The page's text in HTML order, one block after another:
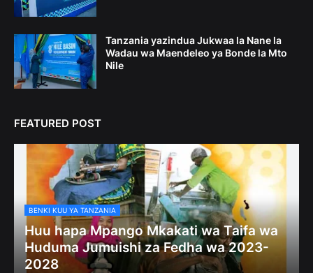
Tanzania yazindua Jukwaa la Nane la
Wadau wa Maendeleo ya Bonde la Mto
Nile
FEATURED POST
BENKI KUU YA TANZANIA
Huu hapa Mpango Mkakati wa Taifa wa
Huduma Jumuishi za Fedha wa 2023-
2028